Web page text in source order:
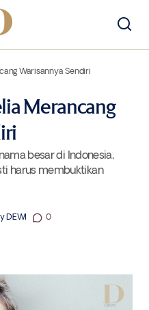
Warisannya Sendiri
Merancang
besar di Indonesia,
harus membuktikan
DEWI 0